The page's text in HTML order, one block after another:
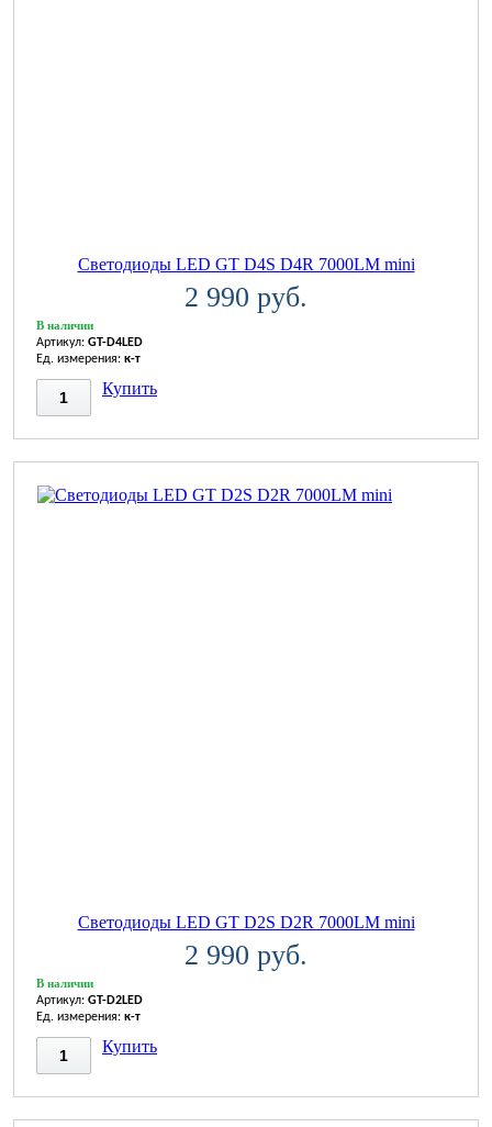
Светодиоды LED GT D4S D4R 7000LM mini
2 990 руб.
В наличии
Артикул: GT-D4LED
Ед. измерения: к-т
Купить
Светодиоды LED GT D2S D2R 7000LM mini
2 990 руб.
В наличии
Артикул: GT-D2LED
Ед. измерения: к-т
Купить